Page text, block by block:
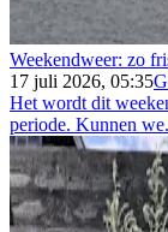
Weekendweer: zo
17 juli 2026, 05:35
Het wordt dit
periode. Kunnen